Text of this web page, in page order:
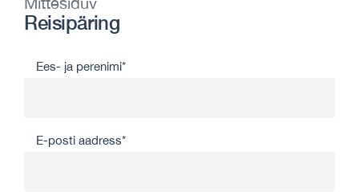
Reisipäring
Ees- ja perenimi*
E-posti aadress*